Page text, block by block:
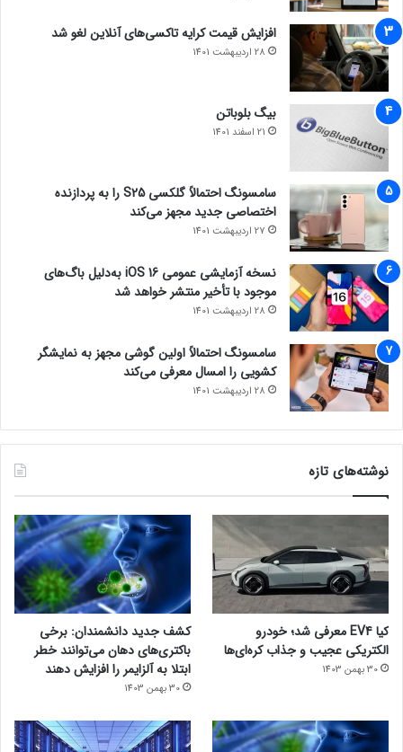
افزایش قیمت کرایه تاکسی‌های آنلاین لغو شد
28 اردیبهشت 1401
بیگ بلوباتن
21 اسفند 1401
سامسونگ احتمالاً گلکسی S25 را به پردازنده
اختصاصی جدید مجهز می‌کند
27 اردیبهشت 1401
نسخه آزمایشی عمومی iOS 16 به‌دلیل باگ‌های
موجود با تأخیر منتشر خواهد شد
28 اردیبهشت 1401
سامسونگ احتمالاً اولین گوشی مجهز به نمایشگر
کشویی را امسال معرفی می‌کند
28 اردیبهشت 1401
نوشته‌های تازه
کیا EV4 معرفی شد؛ خودرو
الکتریکی عجیب و جذاب کره‌ای‌ها
30 بهمن 1403
کشف جدید دانشمندان: برخی
باکتری‌های دهان می‌توانند خطر
ابتلا به آلزایمر را افزایش دهند
30 بهمن 1403